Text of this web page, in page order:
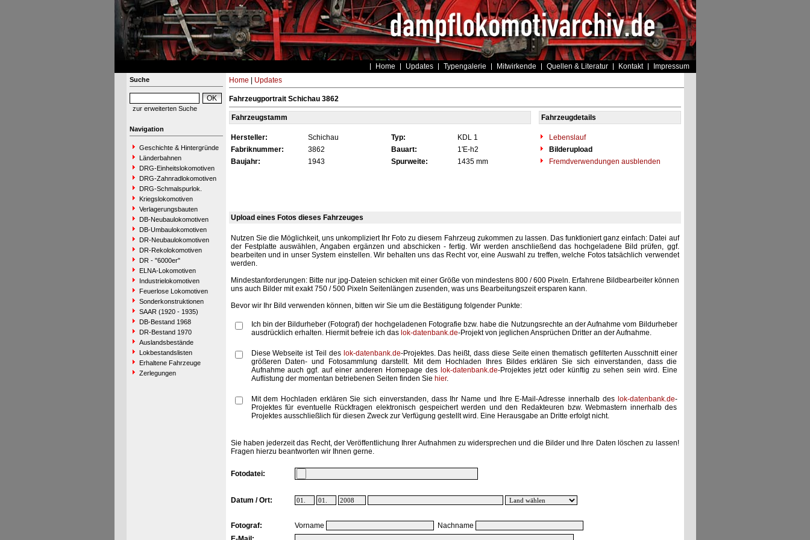
Home Updates Typengalerie Mitwirkende Quellen & Literatur Kontakt Impressum
Suche
zur erweiterten Suche
Navigation
Geschichte & Hintergründe
Länderbahnen
DRG-Einheitslokomotiven
DRG-Zahnradlokomotiven
DRG-Schmalspurlok.
Kriegslokomotiven
Verlagerungsbauten
DB-Neubaulokomotiven
DB-Umbaulokomotiven
DR-Neubaulokomotiven
DR-Rekolokomotiven
DR - "6000er"
ELNA-Lokomotiven
Industrielokomotiven
Feuerlose Lokomotiven
Sonderkonstruktionen
SAAR (1920 - 1935)
DB-Bestand 1968
DR-Bestand 1970
Auslandsbestände
Lokbestandslisten
Erhaltene Fahrzeuge
Zerlegungen
Home Updates
Fahrzeugportrait Schichau 3862
Fahrzeugstamm Fahrzeugdetails
Hersteller: Schichau Typ: KDL 1
Lebenslauf
Fabriknummer:
3862 Bauart: 1'E-h2
Bilderupload
Baujahr:
1943 Spurweite: 1435 mm Fremdverwendungen ausblenden
Upload eines Fotos dieses Fahrzeuges
Nutzen Sie die Möglichkeit, uns unkompliziert Ihr Foto zu diesem Fahrzeug zukommen zu lassen. Das funktioniert ganz einfach: Datei auf
der Festplatte auswählen, Angaben ergänzen und abschicken - fertig. Wir werden anschließend das hochgeladene Bild prüfen, ggf.
bearbeiten und in unser System einstellen. Wir behalten uns das Recht vor, eine Auswahl zu treffen, welche Fotos tatsächlich verwendet
werden.
Mindestanforderungen: Bitte nur jpg-Dateien schicken mit einer Größe von mindestens 800 / 600 Pixeln. Erfahrene Bildbearbeiter können
uns auch Bilder mit exakt 750 / 500 Pixeln Seitenlängen zusenden, was uns Bearbeitungszeit ersparen kann.
Bevor wir Ihr Bild verwenden können, bitten wir Sie um die Bestätigung folgender Punkte:
Ich bin der Bildurheber (Fotograf) der hochgeladenen Fotografie bzw. habe die Nutzungsrechte an der Aufnahme vom Bildurheber
ausdrücklich erhalten. Hiermit befreie ich das lok-datenbank.de-Projekt von jeglichen Ansprüchen Dritter an der Aufnahme.
Diese Webseite ist Teil des lok-datenbank.de-Projektes. Das heißt, dass diese Seite einen thematisch gefilterten Ausschnitt einer
größeren Daten- und Fotosammlung darstellt. Mit dem Hochladen Ihres Bildes erklären Sie sich einverstanden, dass die
Aufnahme auch ggf. auf einer anderen Homepage des lok-datenbank.de-Projektes jetzt oder künftig zu sehen sein wird. Eine
Auflistung der momentan betriebenen Seiten finden Sie hier.
Mit dem Hochladen erklären Sie sich einverstanden, dass Ihr Name und Ihre E-Mail-Adresse innerhalb des lok-datenbank.de-
Projektes für eventuelle Rückfragen elektronisch gespeichert werden und den Redakteuren bzw. Webmastern innerhalb des
Projektes ausschließlich für diesen Zweck zur Verfügung gestellt wird. Eine Herausgabe an Dritte erfolgt nicht.
Sie haben jederzeit das Recht, der Veröffentlichung Ihrer Aufnahmen zu widersprechen und die Bilder und Ihre Daten löschen zu lassen!
Fragen hierzu beantworten wir Ihnen gerne.
Fotodatei:
Datum / Ort:
Fotograf: Vorname
Nachname